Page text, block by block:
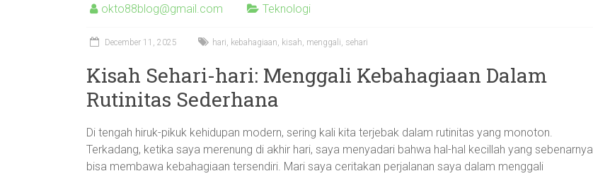
okto88blog@gmail.com Teknologi
December 11, 2025 hari, kebahagiaan, kisah, menggali, sehari
Kisah Sehari-hari: Menggali Kebahagiaan Dalam
Rutinitas Sederhana
Di tengah hiruk-pikuk kehidupan modern, sering kali kita terjebak dalam rutinitas yang monoton.
Terkadang, ketika saya merenung di akhir hari, saya menyadari bahwa hal-hal kecillah yang sebenarnya
bisa membawa kebahagiaan tersendiri. Mari saya ceritakan perjalanan saya dalam menggali